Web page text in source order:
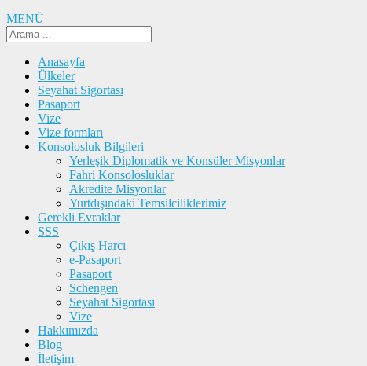
MENÜ
Anasayfa
Ülkeler
Seyahat Sigortası
Pasaport
Vize
Vize formları
Konsolosluk Bilgileri
Yerleşik Diplomatik ve Konsüler Misyonlar
Fahri Konsolosluklar
Akredite Misyonlar
Yurtdışındaki Temsilciliklerimiz
Gerekli Evraklar
SSS
Çıkış Harcı
e-Pasaport
Pasaport
Schengen
Seyahat Sigortası
Vize
Hakkımızda
Blog
İletişim